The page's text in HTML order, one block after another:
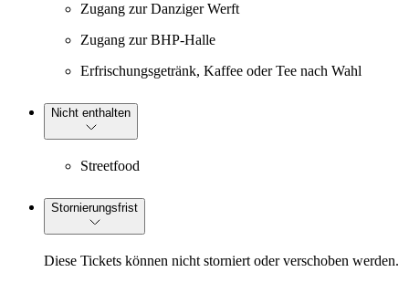
Zugang zur Danziger Werft
Zugang zur BHP-Halle
Erfrischungsgetränk, Kaffee oder Tee nach Wahl
Nicht enthalten
Streetfood
Stornierungsfrist
Diese Tickets können nicht storniert oder verschoben werden.